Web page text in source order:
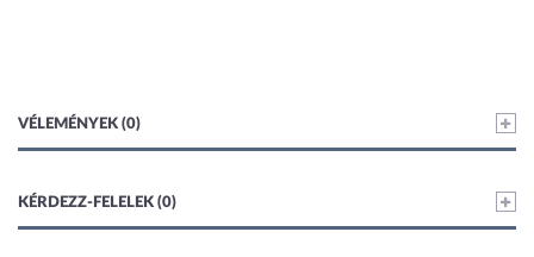
VÉLEMÉNYEK (0)
KÉRDEZZ-FELELEK (0)